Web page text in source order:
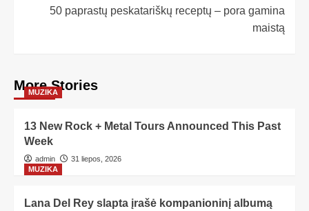
50 paprastų peskatariškų receptų – pora gamina
maistą
More Stories
MUZIKA
13 New Rock + Metal Tours Announced This Past
Week
admin
31 liepos, 2026
MUZIKA
Lana Del Rey slapta įrašė kompanioninį albumą